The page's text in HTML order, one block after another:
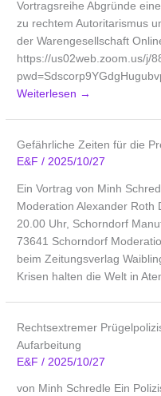
Vortragsreihe Abgründe
zu rechtem Autoritarismus
der Warengesellschaft
https://us02web.zoom.us/j/
Weiterlesen →
Gefährliche Zeiten für die
E&F/ 2025/10/27
Ein Vortrag von Minh
Moderation Alexander Roth
20.00 Uhr, Schorndorf
73641 Schorndorf
beim Zeitungsverlag
Krisen halten die Welt in
Rechtsextremer
Aufarbeitung
E&F/ 2025/10/27
von Minh Schredle Ein